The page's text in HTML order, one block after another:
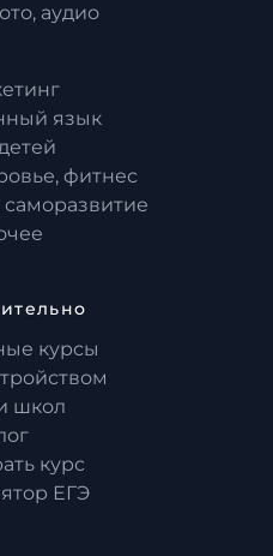
аудио
язык
фитнес
курсы
школ
курс
ЕГЭ